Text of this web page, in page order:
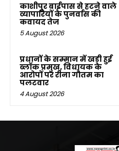
काशीपुर बाईपास से हटने वाले
व्यापारियों के पुनर्वास की
कवायद तेज
5 August 2026
प्रधानों के सम्मान में खड़ी हुई
ब्लॉक प्रमुख, विधायक के
आरोपों पर रीना गौतम का
पलटवार
4 August 2026